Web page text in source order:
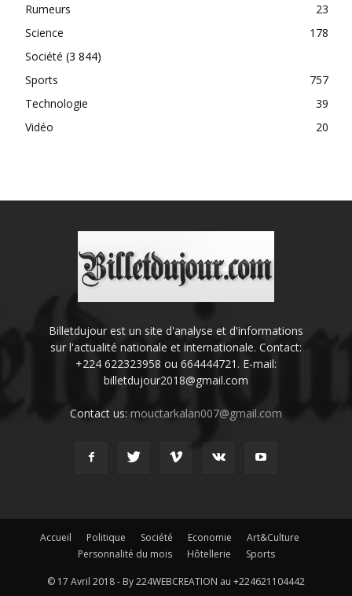
Rumeurs
23
Science
178
Société (3 844)
Sports
757
Technologie
39
Vidéo
20
Billetdujour est un site d'analyse et d'informations
sur l'actualité nationale et internationale. Contact:
+224 622323958 ou 664444721. E-mail:
billetdujour2018@gmail.com
Contact us: mouctarkalan007@gmail.com
Accueil Politique Société Economie
Art&Culture
Personnalité du mois
Hôtellerie Sports
© 17 Avril 2018 - By 224WEBCREATION au +224621104442